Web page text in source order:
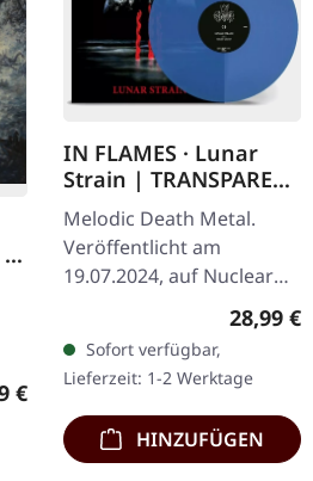
|
Preis:
€
IN FLAMES · Lunar
Strain | TRANSPARENT
BLUE LP
Melodic Death Metal.
Veröffentlicht am
19.07.2024, auf Nuclear
Transparent blaues Vinyl.
Als In Flames 1994 „Lunar
Strain"…
28,99 €
Sofort verfügbar,
Lieferzeit: 1-2 Werktage
HINZUFÜGEN